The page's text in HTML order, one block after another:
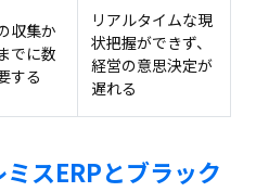
収集か
でに数
する
リアルタイムな現
状把握ができず、
経営の意思決定が
遅れる
スERPとブラック